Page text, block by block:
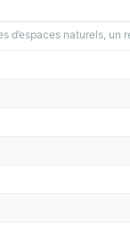
d’espaces naturels, un